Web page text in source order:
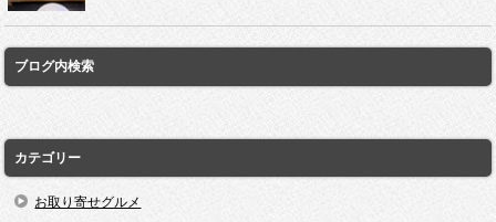
ブログ内検索
カテゴリー
お取り寄せグルメ